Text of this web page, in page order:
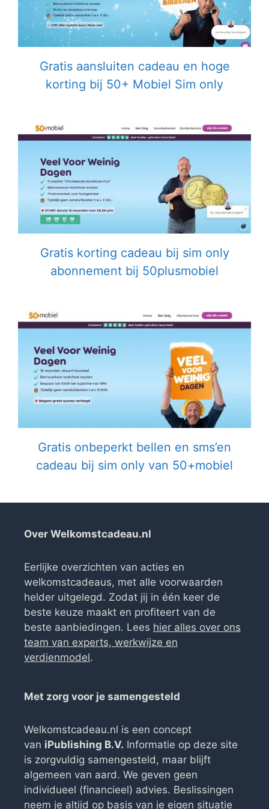
Gratis aansluiten cadeau en hoge
korting bij 50+ Mobiel Sim only
Gratis korting cadeau bij sim only
abonnement bij 50plusmobiel
Gratis onbeperkt bellen en sms’en
cadeau bij sim only van 50+mobiel
Over Welkomstcadeau.nl
Eerlijke overzichten van acties en
welkomstcadeaus, met alle voorwaarden
helder uitgelegd. Zodat jij in één keer de
beste keuze maakt en profiteert van de
beste aanbiedingen. Lees hier alles over ons
team van experts, werkwijze en
verdienmodel.
Met zorg voor je samengesteld
Welkomstcadeau.nl is een concept
van iPublishing B.V. Informatie op deze site
is zorgvuldig samengesteld, maar blijft
algemeen van aard. We geven geen
individueel (financieel) advies. Beslissingen
neem je altijd op basis van je eigen situatie